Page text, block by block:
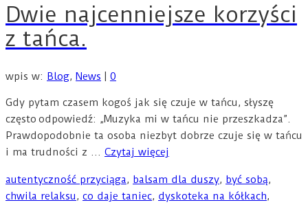
Dwie najcenniejsze korzyści
z tańca.
wpis w: Blog, News 0
Gdy pytam czasem kogoś jak się czuje w tańcu, słyszę
często odpowiedź: „Muzyka mi w tańcu nie przeszkadza”.
Prawdopodobnie ta osoba niezbyt dobrze czuje się w tańcu
i ma trudności z … Czytaj więcej
autentyczność przyciąga, balsam dla duszy, być sobą,
chwila relaksu, co daje taniec, dyskoteka na kółkach,